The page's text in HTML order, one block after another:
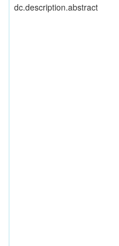
dc.description.abstract